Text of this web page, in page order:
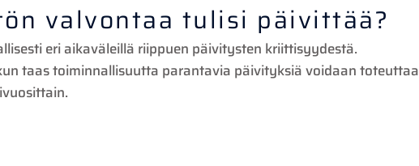
valvontaa tulisi päivittää?
eri aikaväleillä riippuen päivitysten kriittisyydestä.
taas toiminnallisuutta parantavia päivityksiä voidaan toteuttaa